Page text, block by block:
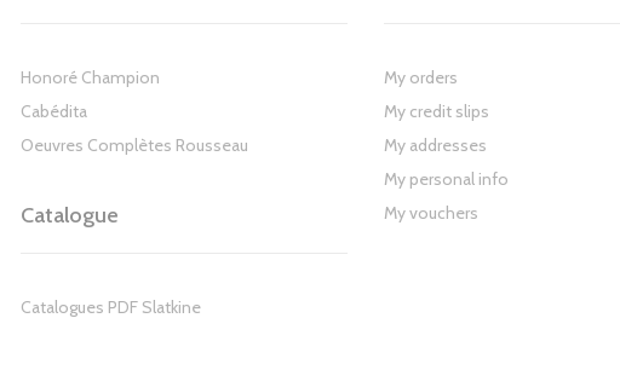
Honoré Champion
Cabédita
Oeuvres Complètes Rousseau
Catalogue
Catalogues PDF Slatkine
My orders
My credit slips
My addresses
My personal info
My vouchers